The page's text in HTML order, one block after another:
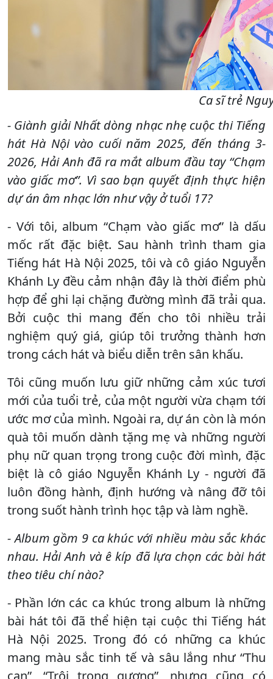
Ca sĩ trẻ
- Giành giải Nhất dòng nhạc nhẹ cuộc thi Tiếng
hát Hà Nội vào cuối năm 2025, đến tháng 3-
2026, Hải Anh đã ra mắt album đầu tay “Chạm
vào giấc mơ”. Vì sao bạn quyết định thực hiện
dự án âm nhạc lớn như vậy ở tuổi 17?
- Với tôi, album “Chạm vào giấc mơ” là dấu
mốc rất đặc biệt. Sau hành trình tham gia
Tiếng hát Hà Nội 2025, tôi và cô giáo Nguyễn
Khánh Ly đều cảm nhận đây là thời điểm phù
hợp để ghi lại chặng đường mình đã trải qua.
Bởi cuộc thi mang đến cho tôi nhiều trải
nghiệm quý giá, giúp tôi trưởng thành hơn
trong cách hát và biểu diễn trên sân khấu.
Tôi cũng muốn lưu giữ những cảm xúc tươi
mới của tuổi trẻ, của một người vừa chạm tới
ước mơ của mình. Ngoài ra, dự án còn là món
quà tôi muốn dành tặng mẹ và những người
phụ nữ quan trọng trong cuộc đời mình, đặc
biệt là cô giáo Nguyễn Khánh Ly - người đã
luôn đồng hành, định hướng và nâng đỡ tôi
trong suốt hành trình học tập và làm nghề.
- Album gồm 9 ca khúc với nhiều màu sắc khác
nhau. Hải Anh và ê kíp đã lựa chọn các bài hát
theo tiêu chí nào?
- Phần lớn các ca khúc trong album là những
bài hát tôi đã thể hiện tại cuộc thi Tiếng hát
Hà Nội 2025. Trong đó có những ca khúc
mang màu sắc tinh tế và sâu lắng như “Thu
cạn”, “Trôi trong gương”, nhưng cũng có